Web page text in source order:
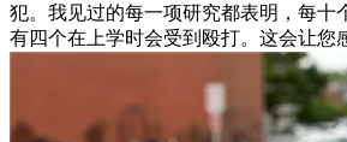
犯。我见过的每一项研究都表明，每十
有四个在上学时会受到殴打。这会让您